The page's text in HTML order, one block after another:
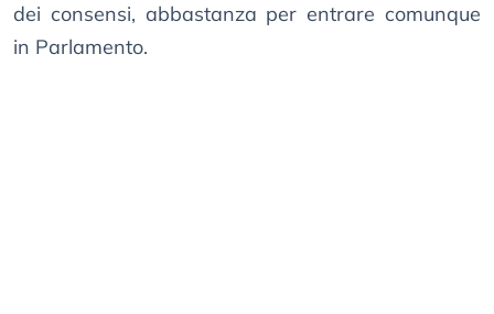
dei consensi, abbastanza per entrare comunque
in Parlamento.